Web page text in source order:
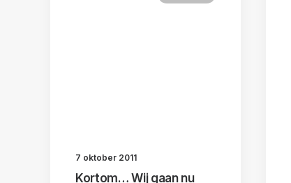
7 oktober 2011
Kortom… Wij gaan nu